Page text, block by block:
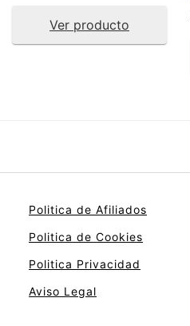
Ver producto
Politica de Afiliados
Politica de Cookies
Politica Privacidad
Aviso Legal